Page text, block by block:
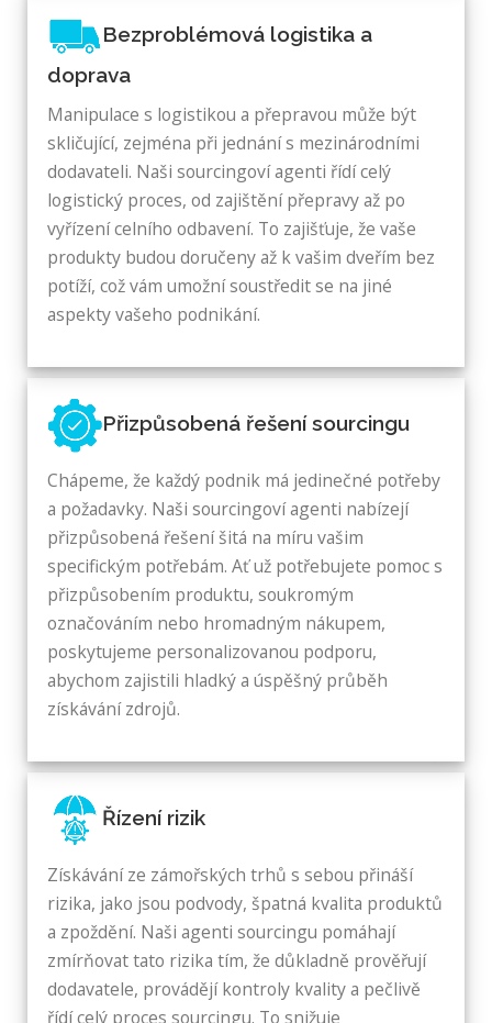
Bezproblémová logistika a
doprava
Manipulace s logistikou a přepravou může být
skličující, zejména při jednání s mezinárodními
dodavateli. Naši sourcingoví agenti řídí celý
logistický proces, od zajištění přepravy až po
vyřízení celního odbavení. To zajišťuje, že vaše
produkty budou doručeny až k vašim dveřím bez
potíží, což vám umožní soustředit se na jiné
aspekty vašeho podnikání.
Přizpůsobená řešení sourcingu
Chápeme, že každý podnik má jedinečné potřeby
a požadavky. Naši sourcingoví agenti nabízejí
přizpůsobená řešení šitá na míru vašim
specifickým potřebám. Ať už potřebujete pomoc s
přizpůsobením produktu, soukromým
označováním nebo hromadným nákupem,
poskytujeme personalizovanou podporu,
abychom zajistili hladký a úspěšný průběh
získávání zdrojů.
Řízení rizik
Získávání ze zámořských trhů s sebou přináší
rizika, jako jsou podvody, špatná kvalita produktů
a zpoždění. Naši agenti sourcingu pomáhají
zmírňovat tato rizika tím, že důkladně prověřují
dodavatele, provádějí kontroly kvality a pečlivě
řídí celý proces sourcingu. To snižuje